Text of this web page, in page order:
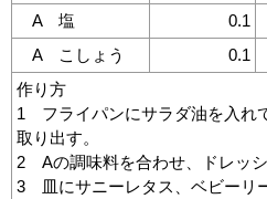
A 塩
0.1
A こしょう
0.1
作り方
1 フライパンにサラダ油を入れ
取り出す。
2 Aの調味料を合わせ、ドレッシ
3 皿にサニーレタス、ベビーリ